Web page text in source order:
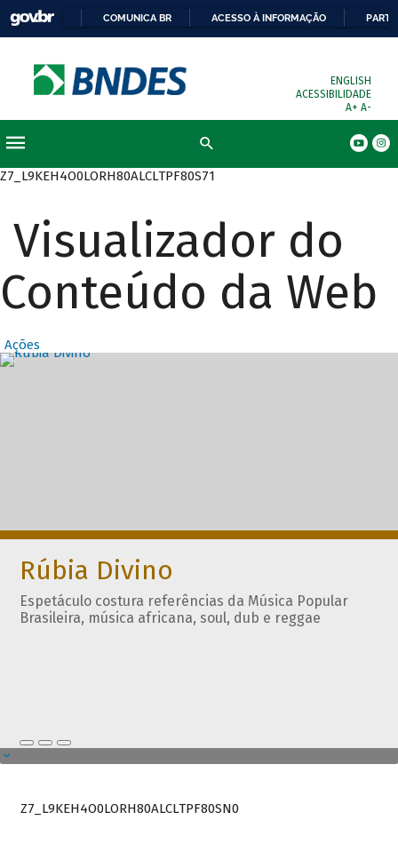
COMUNICA BR ACESSO À INFORMAÇÃO
ENGLISH
ACESSIBILIDADE
A+ A-
Z7_L9KEH4O0LORH80ALCLTPF80S71
Visualizador do
Conteúdo da Web
Ações
Destaques
Rúbia Divino
Espetáculo costura referências da Música Popular
Brasileira, música africana, soul, dub e reggae
Z7_L9KEH4O0LORH80ALCLTPF80SN0